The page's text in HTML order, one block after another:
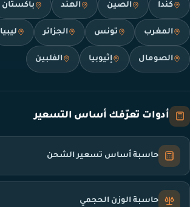
كندا الصين الهند باكستان
المغرب تونس الجزائر ليبيا
الصومال إثيوبيا الفلبين
أدوات تعرّفك أساس التسعير
حاسبة أساس تسعير الشحن
حاسبة الوزن الحجمي